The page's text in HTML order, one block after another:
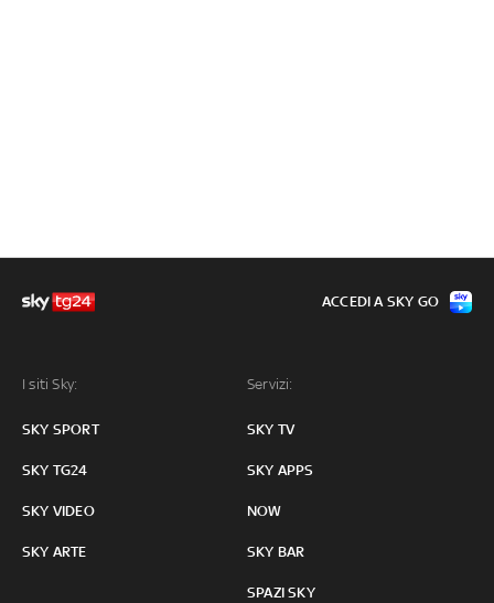
I siti Sky:
SKY SPORT
SKY TG24
SKY VIDEO
SKY ARTE
Servizi:
SKY TV
SKY APPS
NOW
SKY BAR
SPAZI SKY
ACCEDI A SKY GO